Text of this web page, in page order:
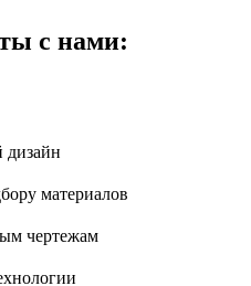
с нами:
дизайн
материалов
чертежам